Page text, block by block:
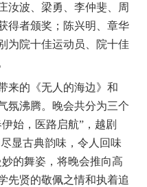
汝波、梁勇、李仲斐、周
得者颁奖；陈兴明、章华
为院十佳运动员、院十佳
来的《无人的海边》和
氛沸腾。晚会共分为三个
始，医路启航”，越剧
显古典韵味，令人回味
的舞姿，将晚会推向高
先贤的敬佩之情和执着追